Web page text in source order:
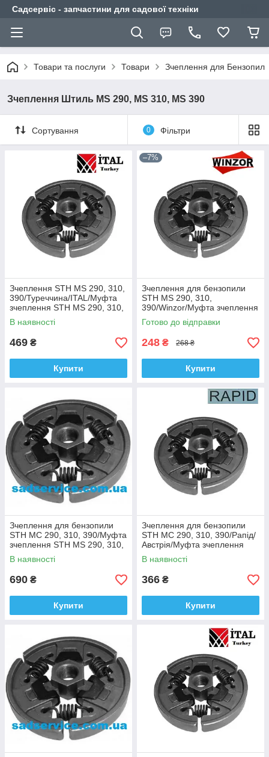
Садсервіс - запчастини для садової техніки
Товари та послуги Товари Зчеплення для Бензопил
Зчеплення Штиль MS 290, MS 310, MS 390
Сортування 0 Фільтри
Зчеплення STH MS 290, 310,
390/Туреччина/ITAL/Муфта
зчеплення STH MS 290, 310,
390/Муфта зчеплення STH
В наявності
469 ₴
Купити
–7%
Зчеплення для бензопили
STH MS 290, 310,
390/Winzor/Муфта зчеплення
STH MS 290, 310, 390/
Счеплення STH
Готово до відправки
248 ₴ 268 ₴
Купити
Зчеплення для бензопили
STH МС 290, 310, 390/Муфта
зчеплення STH MS 290, 310,
390/ Оригінал/Німеччина
В наявності
690 ₴
Купити
Зчеплення для бензопили
STH МС 290, 310, 390/Рапід/
Австрія/Муфта зчеплення
STH MS 290, 310, 390
В наявності
366 ₴
Купити